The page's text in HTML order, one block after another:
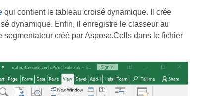
qui contient le tableau croisé dynamique. Il crée
dynamique. Enfin, il enregistre le classeur au
segmentateur créé par Aspose.Cells dans le fichier